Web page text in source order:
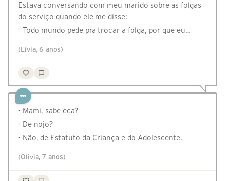
Estava conversando com meu marido sobre as folgas
do serviço quando ele me disse:
- Todo mundo pede pra trocar a folga, por que eu…
(Lívia, 6 anos)
- ⁠Mami, sabe eca?
- ⁠De nojo?
- ⁠Não, de Estatuto da Criança e do Adolescente.
(Olivia, 7 anos)